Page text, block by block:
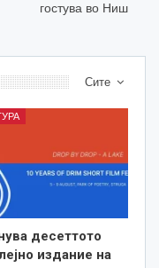
гостува во Ниш
Сите
десеттото
издание на